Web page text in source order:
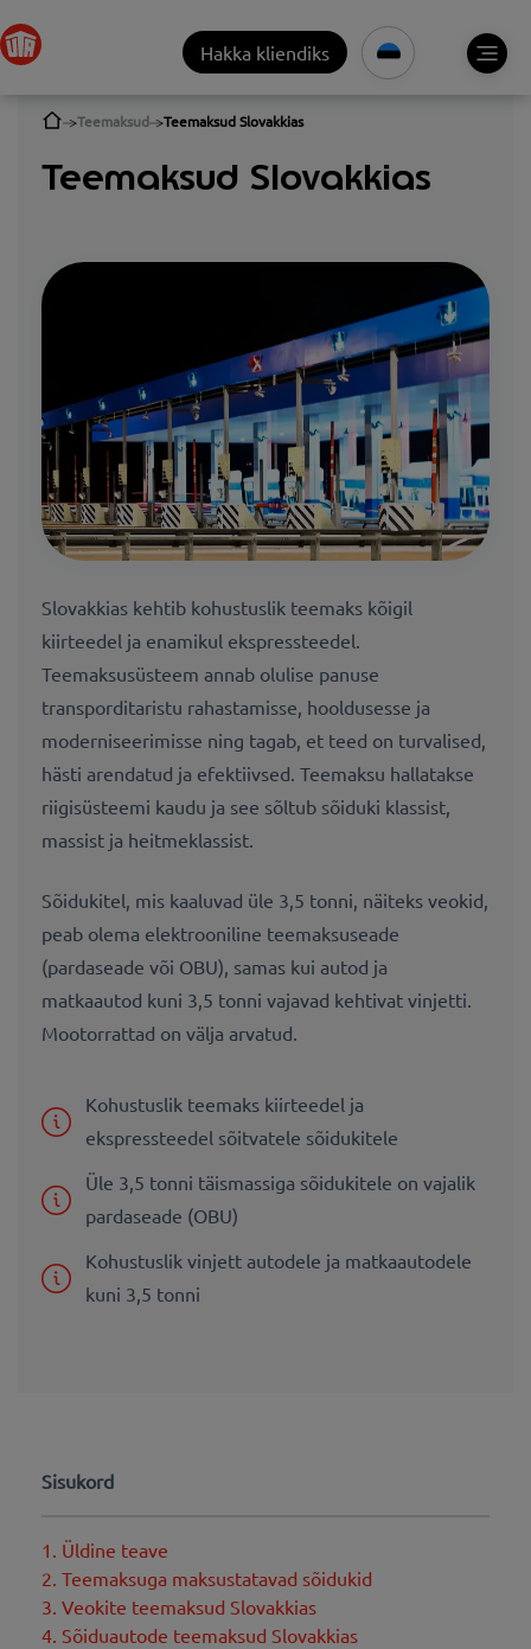
Hakka kliendiks
Teemaksud Teemaksud Slovakkias
Teemaksud Slovakkias
Slovakkias kehtib kohustuslik teemaks kõigil
kiirteedel ja enamikul ekspressteedel.
Teemaksusüsteem annab olulise panuse
transporditaristu rahastamisse, hooldusesse ja
moderniseerimisse ning tagab, et teed on turvalised,
hästi arendatud ja efektiivsed. Teemaksu hallatakse
riigisüsteemi kaudu ja see sõltub sõiduki klassist,
massist ja heitmeklassist.
Sõidukitel, mis kaaluvad üle 3,5 tonni, näiteks veokid,
peab olema elektrooniline teemaksuseade
(pardaseade või OBU), samas kui autod ja
matkaautod kuni 3,5 tonni vajavad kehtivat vinjetti.
Mootorrattad on välja arvatud.
Kohustuslik teemaks kiirteedel ja
ekspressteedel sõitvatele sõidukitele
Üle 3,5 tonni täismassiga sõidukitele on vajalik
pardaseade (OBU)
Kohustuslik vinjett autodele ja matkaautodele
kuni 3,5 tonni
Sisukord
1. Üldine teave
2. Teemaksuga maksustatavad sõidukid
3. Veokite teemaksud Slovakkias
4. Sõiduautode teemaksud Slovakkias